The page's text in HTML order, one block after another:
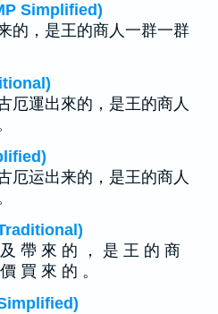
Simplified)
的，是王的商人一群一群
厄運出來的，是王的商人
厄运出来的，是王的商人
帶 來 的 ， 是 王 的 商
買 來 的 。